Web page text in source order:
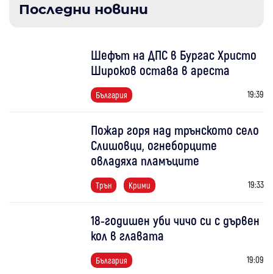
Последни новини
Шефът на ДПС в Бургас Христо
Широков остава в ареста
България 19:39
Пожар горя над трънското село
Слишовци, огнеборците
овладяха пламъците
Трън Крими 19:33
18-годишен уби чичо си с дървен
кол в главата
България 19:09